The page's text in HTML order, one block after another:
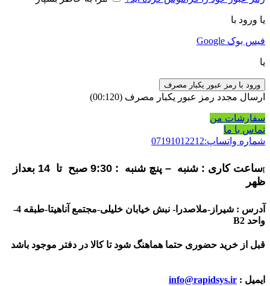
یا ورود با
فیس بوک Google
یا
ورود با رمز عبور یکبار مصرف
ارسال مجدد رمز عبور یکبار مصرف (00:
120
)
سفارشات من
تماس با ما
شماره واتساپ:07191012212
]
ساعت کاری : شنبه – پنچ شنبه : 9:30 صبح تا 14 بعداز
ظهر
آدرس : شیراز-ملاصدرا- نبش خیابان خلیلی-مجتمع آناهیتا-طبقه 4-
واحد B2
قبل از خرید حضوری حتما هماهنگ شود تا کالا در دفتر موجود باشد
ایمیل : info@rapidsys.ir